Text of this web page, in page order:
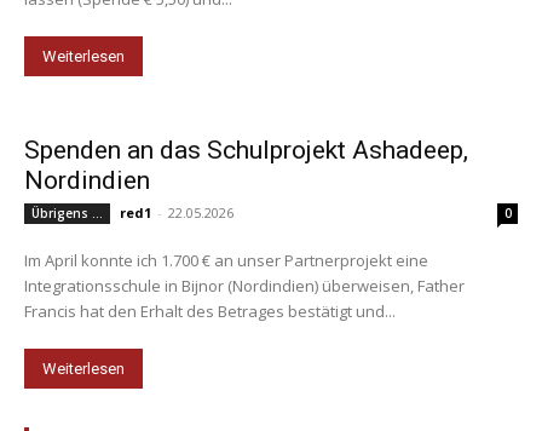
Weiterlesen
Spenden an das Schulprojekt Ashadeep,
Nordindien
Übrigens ... red1 - 22.05.2026 0
Im April konnte ich 1.700 € an unser Partnerprojekt eine
Integrationsschule in Bijnor (Nordindien) überweisen, Father
Francis hat den Erhalt des Betrages bestätigt und...
Weiterlesen